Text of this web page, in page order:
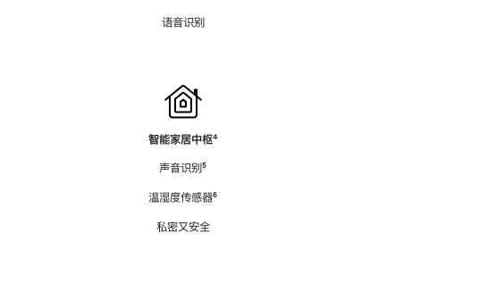
语音识别
智能家居中枢脚
⁴
声音识别脚
⁵
温湿度传感器脚
⁶
私密又安全